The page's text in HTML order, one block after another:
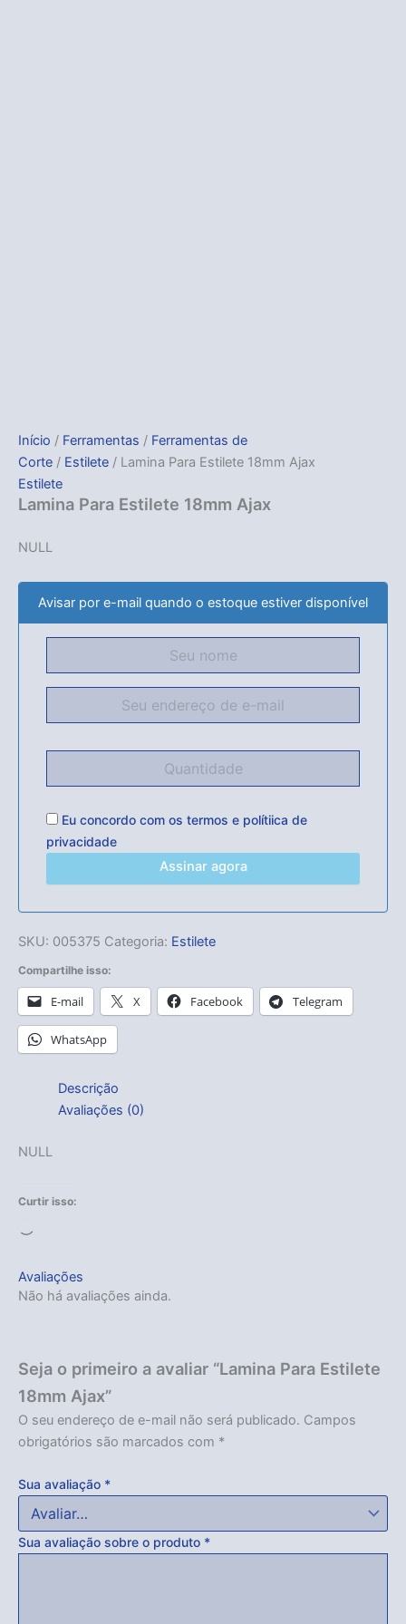
Início / Ferramentas / Ferramentas de
Corte / Estilete / Lamina Para Estilete 18mm Ajax
Estilete
Lamina Para Estilete 18mm Ajax
NULL
Avisar por e-mail quando o estoque estiver disponível
Eu concordo com os termos e polítiica de
privacidade
Assinar agora
SKU: 005375 Categoria: Estilete
Compartilhe isso:
E-mail X Facebook Telegram
WhatsApp
Descrição
Avaliações (0)
NULL
Curtir isso:
Avaliações
Não há avaliações ainda.
Seja o primeiro a avaliar “Lamina Para Estilete
18mm Ajax”
O seu endereço de e-mail não será publicado. Campos
obrigatórios são marcados com *
Sua avaliação *
Sua avaliação sobre o produto *